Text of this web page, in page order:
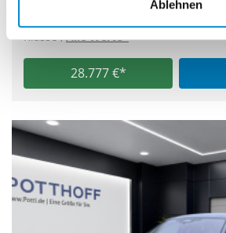
Ablehnen
Klasse ,Alle Werte*
28.777 €*